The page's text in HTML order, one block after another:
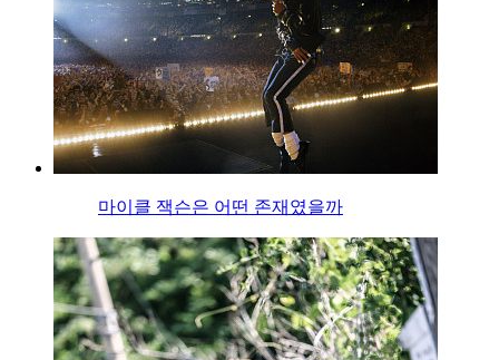
마이클 잭슨은 어떤 존재였을까